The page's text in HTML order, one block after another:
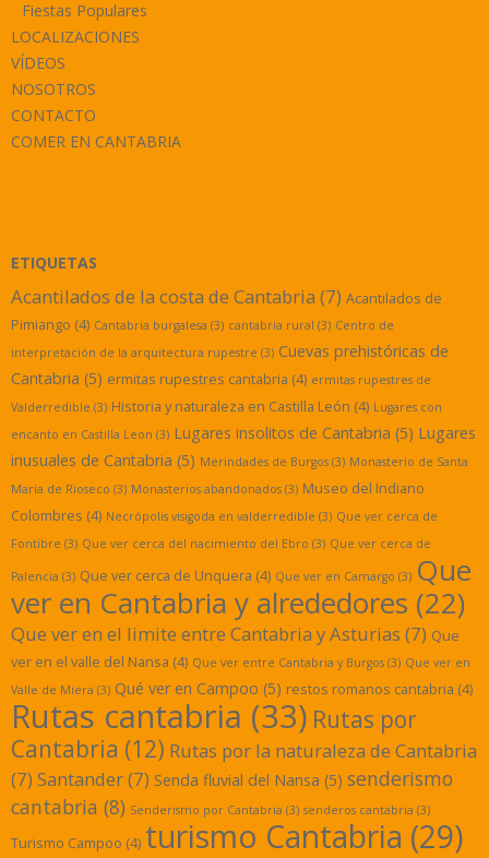
Fiestas Populares
LOCALIZACIONES
VÍDEOS
NOSOTROS
CONTACTO
COMER EN CANTABRIA
ETIQUETAS
Acantilados de la costa de Cantabria (7) Acantilados de
Pimiango (4) Cantabria burgalesa (3) cantabria rural (3) Centro de
interpretación de la arquitectura rupestre (3) Cuevas prehistóricas de
Cantabria (5) ermitas rupestres cantabria (4) ermitas rupestres de
Valderredible (3) Historia y naturaleza en Castilla León (4) Lugares con
encanto en Castilla Leon (3) Lugares insolitos de Cantabria (5) Lugares
inusuales de Cantabria (5) Merindades de Burgos (3) Monasterio de Santa
Maria de Rioseco (3) Monasterios abandonados (3) Museo del Indiano
Colombres (4) Necrópolis visigoda en valderredible (3) Que ver cerca de
Fontibre (3) Que ver cerca del nacimiento del Ebro (3) Que ver cerca de
Palencia (3) Que ver cerca de Unquera (4) Que ver en Camargo (3) Que
ver en Cantabria y alrededores (22)
Que ver en el limite entre Cantabria y Asturias (7) Que
ver en el valle del Nansa (4) Que ver entre Cantabria y Burgos (3) Que ver en
Valle de Miera (3) Qué ver en Campoo (5) restos romanos cantabria (4)
Rutas cantabria (33) Rutas por
Cantabria (12) Rutas por la naturaleza de Cantabria
(7) Santander(7) Senda fluvial del Nansa (5) senderismo
cantabria (8) Senderismo por Cantabria (3) senderos cantabria (3)
Turismo Campoo (4) turismo Cantabria (29)